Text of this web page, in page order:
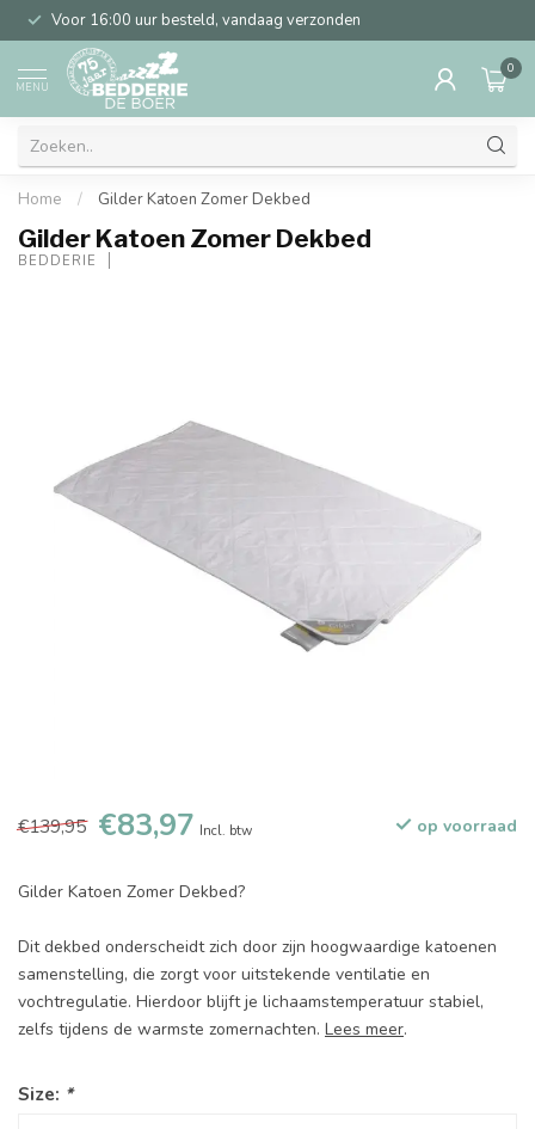
Voor 16:00 uur besteld, vandaag verzonden
MENU
0
Home / Gilder Katoen Zomer Dekbed
Gilder Katoen Zomer Dekbed
BEDDERIE
€139,95 €83,97 Incl. btw op voorraad
Gilder Katoen Zomer Dekbed?
Dit dekbed onderscheidt zich door zijn hoogwaardige katoenen
samenstelling, die zorgt voor uitstekende ventilatie en
vochtregulatie. Hierdoor blijft je lichaamstemperatuur stabiel,
zelfs tijdens de warmste zomernachten. Lees meer.
Size: *